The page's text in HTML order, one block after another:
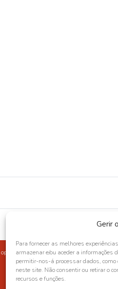
Gerir
Para fornecer as melhores
armazenar e/ou aceder a
permitir-nos-á processar dados,
neste site. Não consentir ou retirar o
recursos e funções.